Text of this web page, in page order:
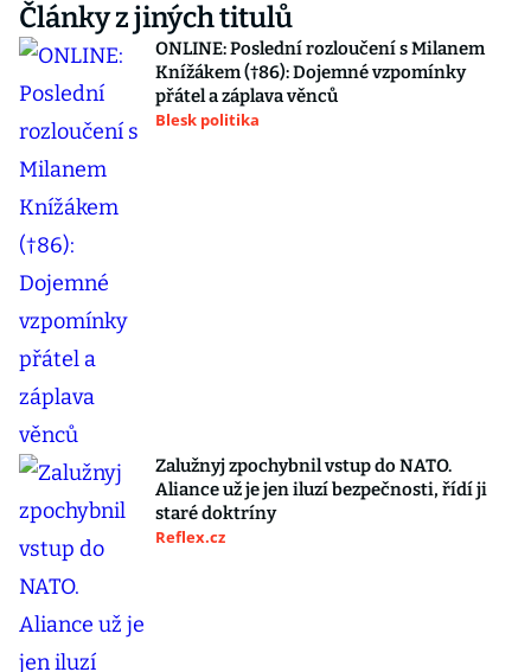
Články z jiných titulů
ONLINE: Poslední rozloučení s Milanem
Knížákem (†86): Dojemné vzpomínky
přátel a záplava věnců
Blesk politika
Zalužnyj zpochybnil vstup do NATO.
Aliance už je jen iluzí bezpečnosti, řídí ji
staré doktríny
Reflex.cz